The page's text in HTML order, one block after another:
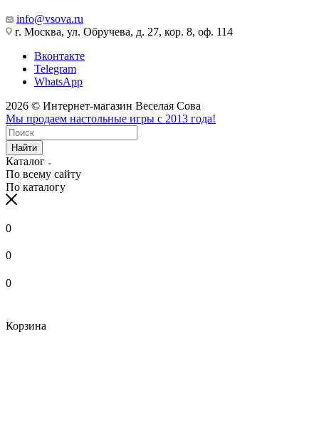
info@vsova.ru
г. Москва, ул. Обручева, д. 27, кор. 8, оф. 114
Вконтакте
Telegram
WhatsApp
2026 © Интернет-магазин Веселая Сова
Мы продаем настольные игры с 2013 года!
Найти
Каталог
По всему сайту
По каталогу
0
0
0
Корзина